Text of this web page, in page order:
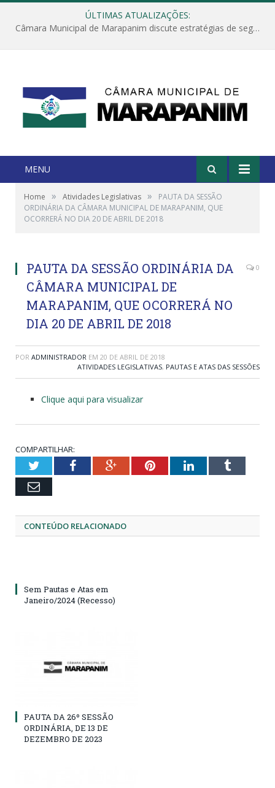
ÚLTIMAS ATUALIZAÇÕES:
Câmara Municipal de Marapanim discute estratégias de segurança com autoridades e poder executivo
MENU
Home » Atividades Legislativas »
PAUTA DA SESSÃO
ORDINÁRIA DA CÂMARA MUNICIPAL DE MARAPANIM, QUE
OCORRERÁ NO DIA 20 DE ABRIL DE 2018
PAUTA DA SESSÃO ORDINÁRIA DA
CÂMARA MUNICIPAL DE
MARAPANIM, QUE OCORRERÁ NO
DIA 20 DE ABRIL DE 2018
0
POR ADMINISTRADOR EM 20 DE ABRIL DE 2018
ATIVIDADES LEGISLATIVAS, PAUTAS E ATAS DAS SESSÕES
Clique aqui para visualizar
COMPARTILHAR:
TwitterFacebookGoogle+PinterestLinkedInTumblr
Email
CONTEÚDO RELACIONADO
Sem Pautas e Atas em
Janeiro/2024 (Recesso)
PAUTA DA 26º SESSÃO
ORDINÁRIA, DE 13 DE
DEZEMBRO DE 2023